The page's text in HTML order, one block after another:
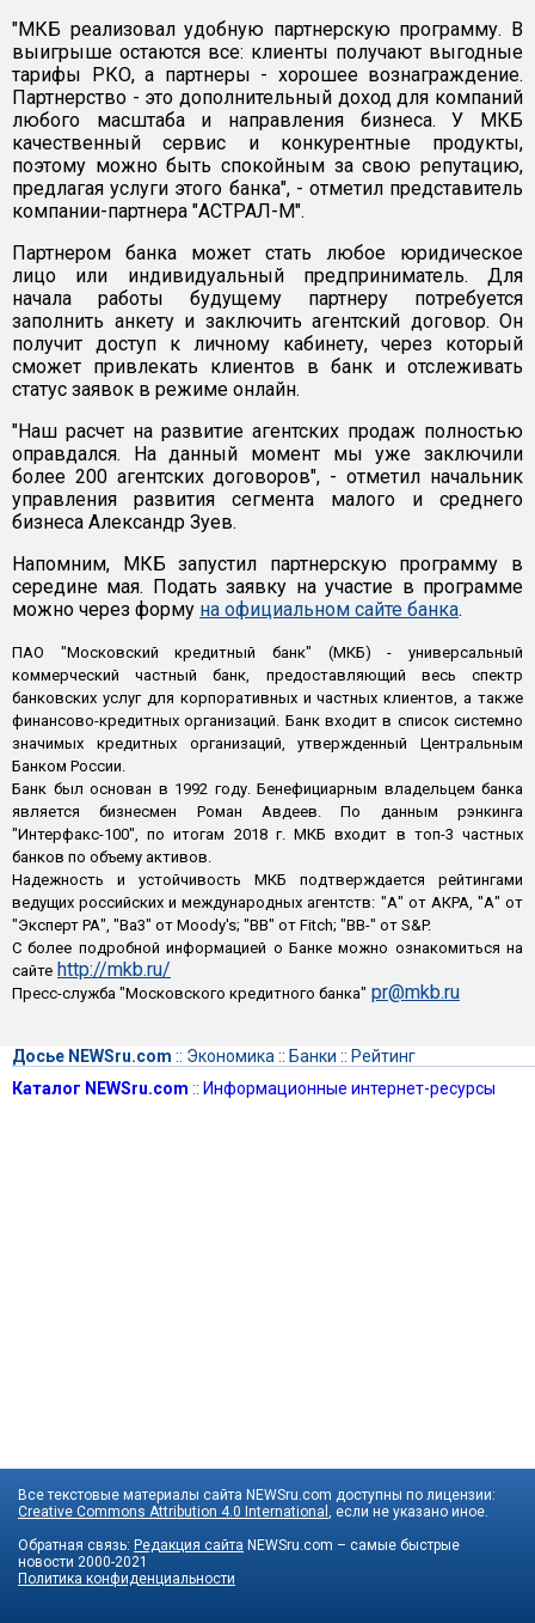
"МКБ реализовал удобную партнерскую программу. В
выигрыше остаются все: клиенты получают выгодные
тарифы РКО, а партнеры - хорошее вознаграждение.
Партнерство - это дополнительный доход для компаний
любого масштаба и направления бизнеса. У МКБ
качественный сервис и конкурентные продукты,
поэтому можно быть спокойным за свою репутацию,
предлагая услуги этого банка", - отметил представитель
компании-партнера "АСТРАЛ-М".
Партнером банка может стать любое юридическое
лицо или индивидуальный предприниматель. Для
начала работы будущему партнеру потребуется
заполнить анкету и заключить агентский договор. Он
получит доступ к личному кабинету, через который
сможет привлекать клиентов в банк и отслеживать
статус заявок в режиме онлайн.
"Наш расчет на развитие агентских продаж полностью
оправдался. На данный момент мы уже заключили
более 200 агентских договоров", - отметил начальник
управления развития сегмента малого и среднего
бизнеса Александр Зуев.
Напомним, МКБ запустил партнерскую программу в
середине мая. Подать заявку на участие в программе
можно через форму на официальном сайте банка.
ПАО "Московский кредитный банк" (МКБ) - универсальный
коммерческий частный банк, предоставляющий весь спектр
банковских услуг для корпоративных и частных клиентов, а также
финансово-кредитных организаций. Банк входит в список системно
значимых кредитных организаций, утвержденный Центральным
Банком России.
Банк был основан в 1992 году. Бенефициарным владельцем банка
является бизнесмен Роман Авдеев. По данным рэнкинга
"Интерфакс-100", по итогам 2018 г. МКБ входит в топ-3 частных
банков по объему активов.
Надежность и устойчивость МКБ подтверждается рейтингами
ведущих российских и международных агентств: "А" от АКРА, "А" от
"Эксперт РА", "Ba3" от Moody's; "BB" от Fitch; "ВВ-" от S&P.
С более подробной информацией о Банке можно ознакомиться на
сайте http://mkb.ru/
Пресс-служба "Московского кредитного банка" pr@mkb.ru
Досье NEWSru.com :: Экономика :: Банки :: Рейтинг
Каталог NEWSru.com :: Информационные интернет-ресурсы
Все текстовые материалы сайта NEWSru.com доступны по лицензии:
Creative Commons Attribution 4.0 International
, если не указано иное.
Обратная связь: Редакция сайта NEWSru.com – самые быстрые
новости 2000-2021
Политика конфиденциальности